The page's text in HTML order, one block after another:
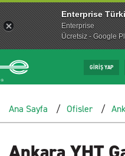
GİRİŞ YAP
Ana Sayfa Ofisler
Enterprise
Enterprise
Ücretsiz - Google